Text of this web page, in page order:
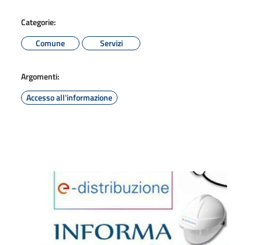
Categorie:
Comune
Servizi
Argomenti:
Accesso all'informazione